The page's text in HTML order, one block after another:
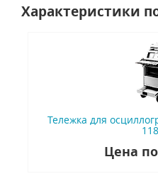
Характеристики
Тележка для
Цена